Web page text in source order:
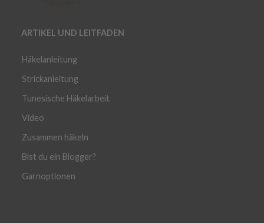
ARTIKEL UND LEITFADEN
Häkelanleitung
Strickanleitung
Tunesische Häkelarbeit
Video
Zusammen häkeln
Bist du ein Blogger?
Garnoptionen